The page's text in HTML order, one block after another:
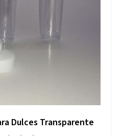
Dulces Transparente